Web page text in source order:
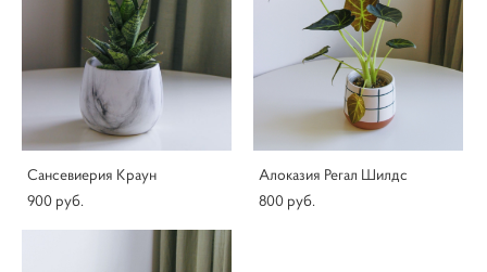
Сансевиерия Краун
900 pуб.
Алоказия Регал Шилдс
800 pуб.